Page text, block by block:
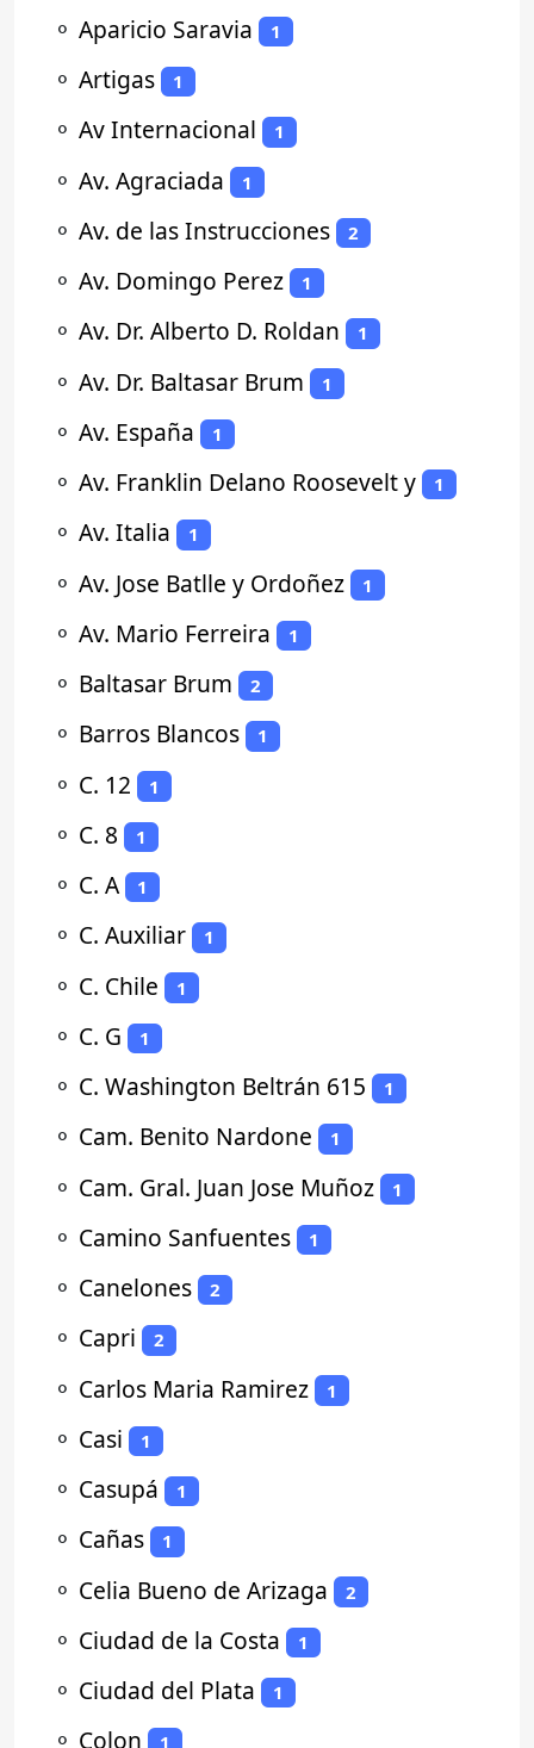
⚬ Aparicio Saravia 1
⚬ Artigas 1
⚬ Av Internacional 1
⚬ Av. Agraciada 1
⚬ Av. de las Instrucciones 2
⚬ Av. Domingo Perez 1
⚬ Av. Dr. Alberto D. Roldan 1
⚬ Av. Dr. Baltasar Brum 1
⚬ Av. España 1
⚬ Av. Franklin Delano Roosevelt y 1
⚬ Av. Italia 1
⚬ Av. Jose Batlle y Ordoñez 1
⚬ Av. Mario Ferreira 1
⚬ Baltasar Brum 2
⚬ Barros Blancos 1
⚬ C. 12 1
⚬ C. 8 1
⚬ C. A 1
⚬ C. Auxiliar 1
⚬ C. Chile 1
⚬ C. G 1
⚬ C. Washington Beltrán 615 1
⚬ Cam. Benito Nardone 1
⚬ Cam. Gral. Juan Jose Muñoz 1
⚬ Camino Sanfuentes 1
⚬ Canelones 2
⚬ Capri 2
⚬ Carlos Maria Ramirez 1
⚬ Casi 1
⚬ Casupá 1
⚬ Cañas 1
⚬ Celia Bueno de Arizaga 2
⚬ Ciudad de la Costa 1
⚬ Ciudad del Plata 1
⚬ Colon 1